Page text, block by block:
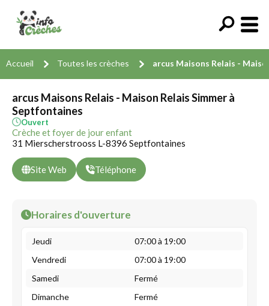
Accueil Toutes les crèches arcus Maisons Relais -
arcus Maisons Relais - Maison Relais Simmer à
Septfontaines
Ouvert
Crèche et foyer de jour enfant
31 Mierscherstrooss L-8396 Septfontaines
Site Web Téléphone
Horaires d'ouverture
Jeudi
07:00 à 19:00
Vendredi
07:00 à 19:00
Samedi
Fermé
Dimanche
Fermé